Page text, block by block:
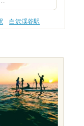
白沢渓谷駅